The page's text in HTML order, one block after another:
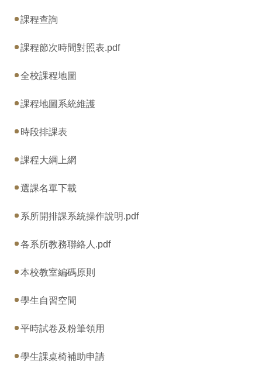
課程查詢
課程節次時間對照表.pdf
全校課程地圖
課程地圖系統維護
時段排課表
課程大綱上網
選課名單下載
系所開排課系統操作說明.pdf
各系所教務聯絡人.pdf
本校教室編碼原則
學生自習空間
平時試卷及粉筆領用
學生課桌椅補助申請